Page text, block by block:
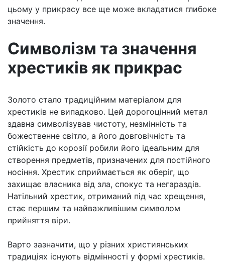
цьому у прикрасу все ще може вкладатися глибоке
значення.
Символізм та значення
хрестиків як прикрас
Золото стало традиційним матеріалом для
хрестиків не випадково. Цей дорогоцінний метал
здавна символізував чистоту, незмінність та
божественне світло, а його довговічність та
стійкість до корозії робили його ідеальним для
створення предметів, призначених для постійного
носіння. Хрестик сприймається як оберіг, що
захищає власника від зла, спокус та негараздів.
Натільний хрестик, отриманий під час хрещення,
стає першим та найважливішим символом
прийняття віри.
Варто зазначити, що у різних християнських
традиціях існують відмінності у формі хрестиків.